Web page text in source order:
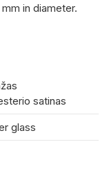
in diameter.
satinas
glass